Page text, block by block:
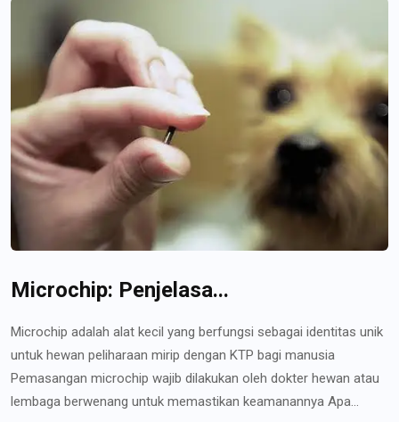
Microchip: Penjelasa...
Microchip adalah alat kecil yang berfungsi sebagai identitas unik
untuk hewan peliharaan mirip dengan KTP bagi manusia
Pemasangan microchip wajib dilakukan oleh dokter hewan atau
lembaga berwenang untuk memastikan keamanannya Apa...